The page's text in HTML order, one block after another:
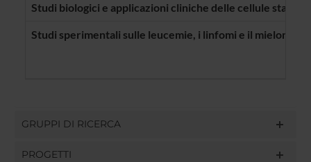
Studi biologici e applicazioni cliniche delle cellule
Studi sperimentali sulle leucemie, i linfomi e il mieloma
GRUPPI DI RICERCA
PROGETTI